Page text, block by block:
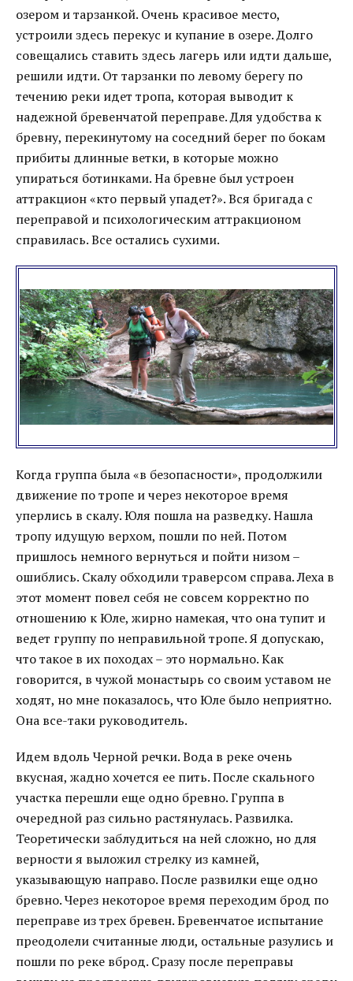
озером и тарзанкой. Очень красивое место,
устроили здесь перекус и купание в озере. Долго
совещались ставить здесь лагерь или идти дальше,
решили идти. От тарзанки по левому берегу по
течению реки идет тропа, которая выводит к
надежной бревенчатой переправе. Для удобства к
бревну, перекинутому на соседний берег по бокам
прибиты длинные ветки, в которые можно
упираться ботинками. На бревне был устроен
аттракцион «кто первый упадет?». Вся бригада с
переправой и психологическим аттракционом
справилась. Все остались сухими.
Когда группа была «в безопасности», продолжили
движение по тропе и через некоторое время
уперлись в скалу. Юля пошла на разведку. Нашла
тропу идущую верхом, пошли по ней. Потом
пришлось немного вернуться и пойти низом –
ошиблись. Скалу обходили траверсом справа. Леха в
этот момент повел себя не совсем корректно по
отношению к Юле, жирно намекая, что она тупит и
ведет группу по неправильной тропе. Я допускаю,
что такое в их походах – это нормально. Как
говорится, в чужой монастырь со своим уставом не
ходят, но мне показалось, что Юле было неприятно.
Она все-таки руководитель.
Идем вдоль Черной речки. Вода в реке очень
вкусная, жадно хочется ее пить. После скального
участка перешли еще одно бревно. Группа в
очередной раз сильно растянулась. Развилка.
Теоретически заблудиться на ней сложно, но для
верности я выложил стрелку из камней,
указывающую направо. После развилки еще одно
бревно. Через некоторое время переходим брод по
переправе из трех бревен. Бревенчатое испытание
преодолели считанные люди, остальные разулись и
пошли по реке вброд. Сразу после переправы